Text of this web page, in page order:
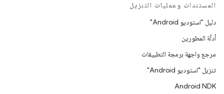
المستندات وعمليات التنزيل
دليل "استوديو Android"
أدلّة المطورين
مرجع واجهة برمجة التطبيقات
تنزيل "استوديو Android"
Android NDK